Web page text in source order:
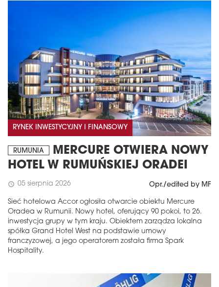
RYNEK INWESTYCYJNY I FINANSOWY
RUMUNIA
MERCURE OTWIERA NOWY
HOTEL W RUMUŃSKIEJ ORADEI
schedule 05 sierpnia 2026 Opr./edited by MF
Sieć hotelowa Accor ogłosiła otwarcie obiektu Mercure
Oradea w Rumunii. Nowy hotel, oferujący 90 pokoi, to 26.
inwestycja grupy w tym kraju. Obiektem zarządza lokalna
spółka Grand Hotel West na podstawie umowy
franczyzowej, a jego operatorem została firma Spark
Hospitality.